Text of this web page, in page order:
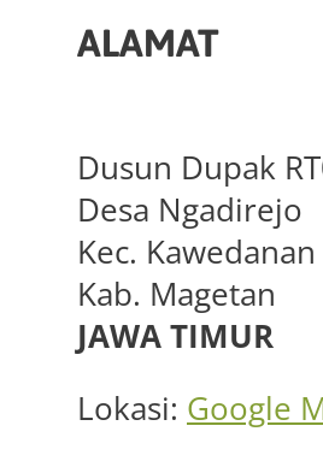
ALAMAT
Dusun Dupak
Desa Ngadirejo
Kec. Kawedanan
Kab. Magetan
JAWA TIMUR
Lokasi: Google